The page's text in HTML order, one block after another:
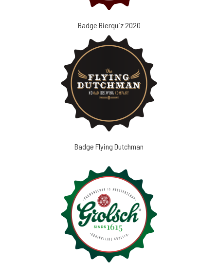
Badge Bierquiz 2020
Badge Flying Dutchman